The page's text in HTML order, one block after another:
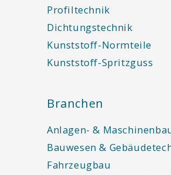
Profiltechnik
Dichtungstechnik
Kunststoff-Normteile
Kunststoff-Spritzguss
Branchen
Anlagen- &
Bauwesen &
Fahrzeugbau